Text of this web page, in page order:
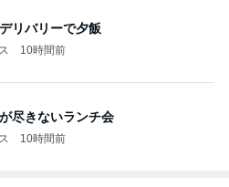
リバリーで夕飯
10時間前
尽きないランチ会
10時間前